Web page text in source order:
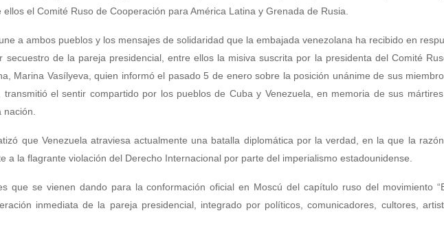
el Comité Ruso de Cooperación para América Latina y Grenada de Rusia.
a ambos pueblos y los mensajes de solidaridad que la embajada venezolana ha recibido en
secuestro de la pareja presidencial, entre ellos la misiva suscrita por la presidenta del Comité
Marina Vasílyeva, quien informó el pasado 5 de enero sobre la posición unánime de sus
transmitió el sentir compartido por los pueblos de Cuba y Venezuela, en memoria de sus
nación.
que Venezuela atraviesa actualmente una batalla diplomática por la verdad, en la que la
a la flagrante violación del Derecho Internacional por parte del imperialismo estadounidense.
que se vienen dando para la conformación oficial en Moscú del capítulo ruso del movimiento
inmediata de la pareja presidencial, integrado por políticos, comunicadores, cultores,